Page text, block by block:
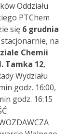
Oddziału
PTChem
się 6 grudnia
stacjonarnie, na
Chemii
Tamka 12,
Wydziału
godz. 16:00,
godz. 16:15